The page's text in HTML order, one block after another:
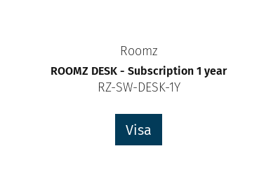
Roomz
ROOMZ DESK - Subscription 1 year
RZ-SW-DESK-1Y
Visa